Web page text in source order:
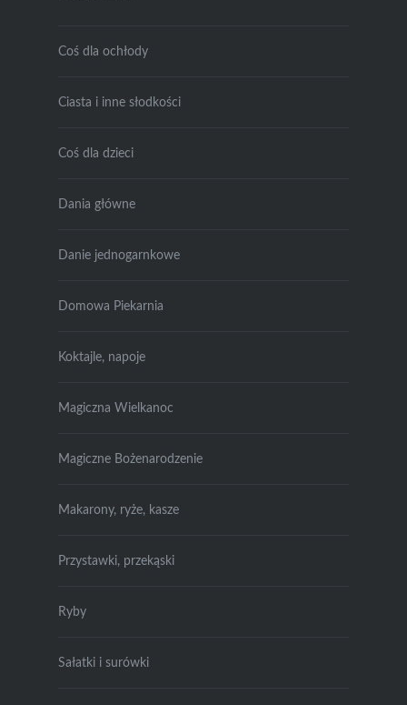
Coś dla ochłody
Ciasta i inne słodkości
Coś dla dzieci
Dania główne
Danie jednogarnkowe
Domowa Piekarnia
Koktajle, napoje
Magiczna Wielkanoc
Magiczne Bożenarodzenie
Makarony, ryże, kasze
Przystawki, przekąski
Ryby
Sałatki i surówki